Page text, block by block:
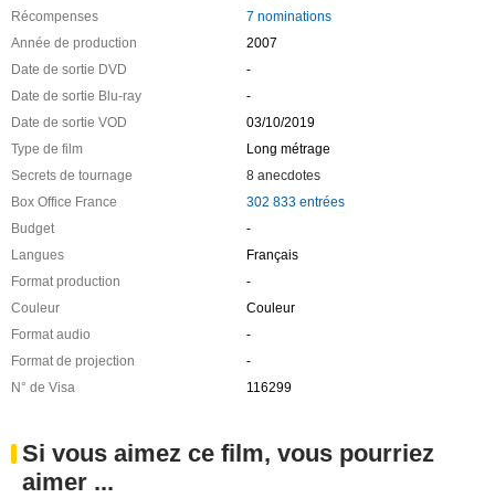
Récompenses
7 nominations
Année de production
2007
Date de sortie DVD
-
Date de sortie Blu-ray
-
Date de sortie VOD
03/10/2019
Type de film
Long métrage
Secrets de tournage
8 anecdotes
Box Office France
302 833 entrées
Budget
-
Langues
Français
Format production
-
Couleur
Couleur
Format audio
-
Format de projection
-
N° de Visa
116299
Si vous aimez ce film, vous pourriez
aimer ...